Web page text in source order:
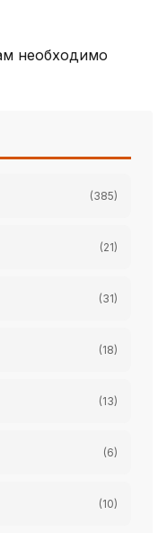
необходимо
(385)
(21)
(31)
(18)
(13)
(6)
(10)